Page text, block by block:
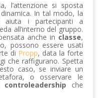
l’attenzione si sposta
In tal modo, la
aiuta i partecipanti a
all’interno del gruppo.
anche in classe,
possono essere usati
di Propp, data la forte
che raffigurano. Spetta
caso, se inviare un
o osservare le
controleadership che